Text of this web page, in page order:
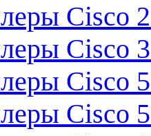
Cisco
Cisco
Cisco
Cisco